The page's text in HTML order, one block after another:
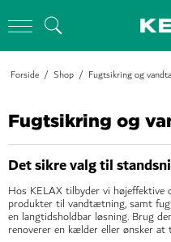
Forside / Shop / Fugtsikring og
Fugtsikring og
Det sikre valg til
Hos KELAX tilbyder vi højeffektive
produkter til vandtætning, samt
en langtidsholdbar løsning. Brug
renoverer en kælder eller ønsker